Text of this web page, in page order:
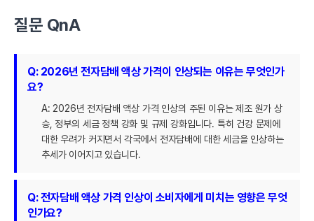
질문 QnA
Q: 2026년 전자담배 액상 가격이 인상되는 이유는 무엇인가
요?
A: 2026년 전자담배 액상 가격 인상의 주된 이유는 제조 원가 상
승, 정부의 세금 정책 강화 및 규제 강화입니다. 특히 건강 문제에
대한 우려가 커지면서 각국에서 전자담배에 대한 세금을 인상하는
추세가 이어지고 있습니다.
Q: 전자담배 액상 가격 인상이 소비자에게 미치는 영향은 무엇
인가요?